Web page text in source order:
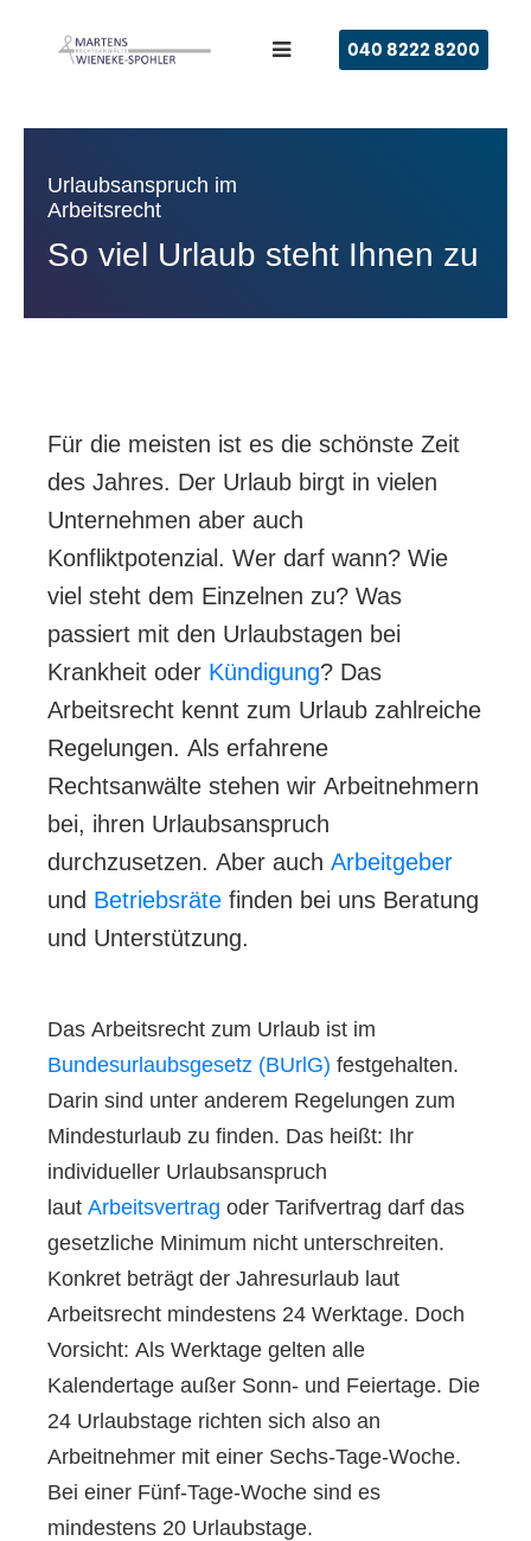
040 8222 8200
Urlaubsanspruch im
Arbeitsrecht
So viel Urlaub steht Ihnen zu
Für die meisten ist es die schönste Zeit
des Jahres. Der Urlaub birgt in vielen
Unternehmen aber auch
Konfliktpotenzial. Wer darf wann? Wie
viel steht dem Einzelnen zu? Was
passiert mit den Urlaubstagen bei
Krankheit oder Kündigung? Das
Arbeitsrecht kennt zum Urlaub zahlreiche
Regelungen. Als erfahrene
Rechtsanwälte stehen wir Arbeitnehmern
bei, ihren Urlaubsanspruch
durchzusetzen. Aber auch Arbeitgeber
und Betriebsräte finden bei uns Beratung
und Unterstützung.
Das Arbeitsrecht zum Urlaub ist im
Bundesurlaubsgesetz (BUrlG) festgehalten.
Darin sind unter anderem Regelungen zum
Mindesturlaub zu finden. Das heißt: Ihr
individueller Urlaubsanspruch
laut Arbeitsvertrag oder Tarifvertrag darf das
gesetzliche Minimum nicht unterschreiten.
Konkret beträgt der Jahresurlaub laut
Arbeitsrecht mindestens 24 Werktage. Doch
Vorsicht: Als Werktage gelten alle
Kalendertage außer Sonn- und Feiertage. Die
24 Urlaubstage richten sich also an
Arbeitnehmer mit einer Sechs-Tage-Woche.
Bei einer Fünf-Tage-Woche sind es
mindestens 20 Urlaubstage.